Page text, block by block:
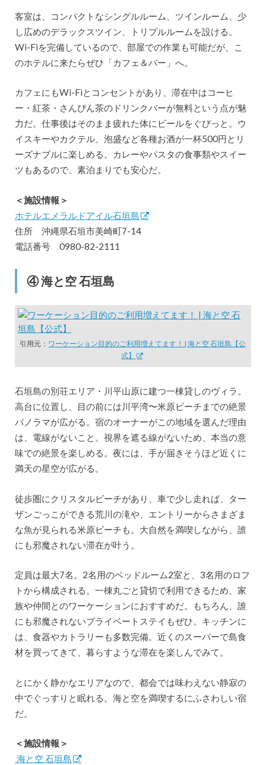
客室は、コンパクトなシングルルーム、ツインルーム、少
し広めのデラックスツイン、トリプルルームを設ける。
Wi-Fiを完備しているので、部屋での作業も可能だが、こ
のホテルに来たらぜひ「カフェ＆バー」へ。
カフェにもWi-Fiとコンセントがあり、滞在中はコーヒ
ー・紅茶・さんぴん茶のドリンクバーが無料という点が魅
力だ。仕事後はそのまま疲れた体にビールをぐびっと。ウ
イスキーやカクテル、泡盛など各種お酒が一杯500円とリ
ーズナブルに楽しめる。カレーやパスタの食事類やスイー
ツもあるので、素泊まりでも安心だ。
＜施設情報＞
ホテルエメラルドアイル石垣島
住所 沖縄県石垣市美崎町7-14
電話番号 0980-82-2111
④ 海と空 石垣島
引用元： ワーケーション目的のご利用増えてます！ | 海と空 石垣島【公
式】
石垣島の別荘エリア・川平山原に建つ一棟貸しのヴィラ。
高台に位置し、目の前には川平湾〜米原ビーチまでの絶景
パノラマが広がる。宿のオーナーがこの地域を選んだ理由
は、電線がないこと。視界を遮る線がないため、本当の意
味での絶景を楽しめる。夜には、手が届きそうほど近くに
満天の星空が広がる。
徒歩圏にクリスタルビーチがあり、車で少し走れば、ター
ザンごっこができる荒川の滝や、エントリーからさまざま
な魚が見られる米原ビーチも。大自然を満喫しながら、誰
にも邪魔されない滞在が叶う。
定員は最大7名。2名用のベッドルーム2室と、3名用のロフ
トから構成される。一棟丸ごと貸切で利用できるため、家
族や仲間とのワーケーションにおすすめだ。もちろん、誰
にも邪魔されないプライベートステイもぜひ。キッチンに
は、食器やカトラリーも多数完備。近くのスーパーで島食
材を買ってきて、暮らすような滞在を楽しんでみて。
とにかく静かなエリアなので、都会では味わえない静寂の
中でぐっすりと眠れる。海と空を満喫するにふさわしい宿
だ。
＜施設情報＞
海と空 石垣島